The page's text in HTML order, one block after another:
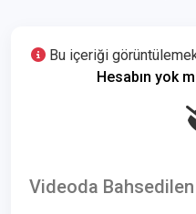
Bu içeriği
Hesabın yok
Videoda